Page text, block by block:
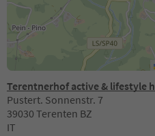
Terentnerhof active & lifestyle
Pustert. Sonnenstr. 7
39030 Terenten BZ
IT